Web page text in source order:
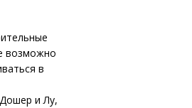
возможно
в
и Лу,